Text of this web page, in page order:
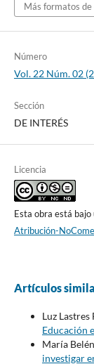
Más formatos de
Número
Vol. 22 Núm. 02
Sección
DE INTERÉS
Licencia
Esta obra está
Atribución-
Artículos
Luz Lastres
Educación
María
investigar